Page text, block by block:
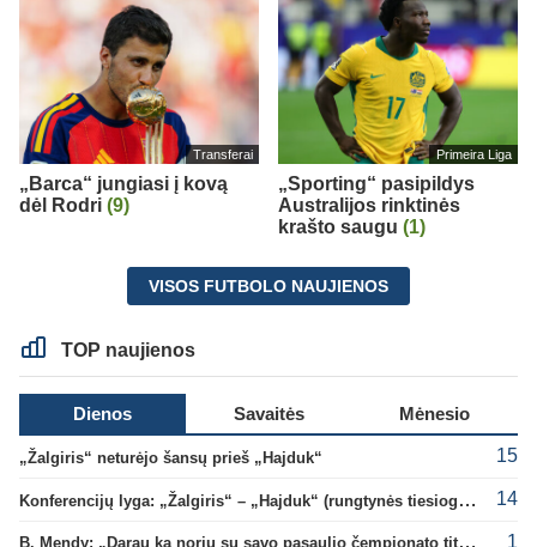
Transferai
„Barca“ jungiasi į kovą
dėl Rodri (9)
Primeira Liga
„Sporting“ pasipildys
Australijos rinktinės
krašto saugu (1)
VISOS FUTBOLO NAUJIENOS
TOP naujienos
Dienos Savaitės Mėnesio
„Žalgiris“ neturėjo šansų prieš „Hajduk“ 15
Konferencijų lyga: „Žalgiris“ – „Hajduk“ (rungtynės tiesiogiai) 14
B. Mendy: „Darau ką noriu su savo pasaulio čempionato titulu“ 1